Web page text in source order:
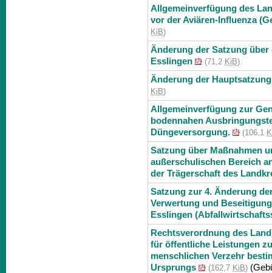
Allgemeinverfügung des
vor der Aviären-Influenza
KiB)
Änderung der Satzung
Esslingen
(71,2 KiB)
Änderung der
KiB)
Allgemeinverfügung zur
bodennahen
Düngeversorgung.
(106,1
Satzung über Maßnahmen
außerschulischen Bereich
der Trägerschaft des
Satzung zur 4. Änderung
Verwertung und
Esslingen
Rechtsverordnung des
für öffentliche Leistungen
menschlichen Verzehr
Ursprungs
(162,7 KiB)